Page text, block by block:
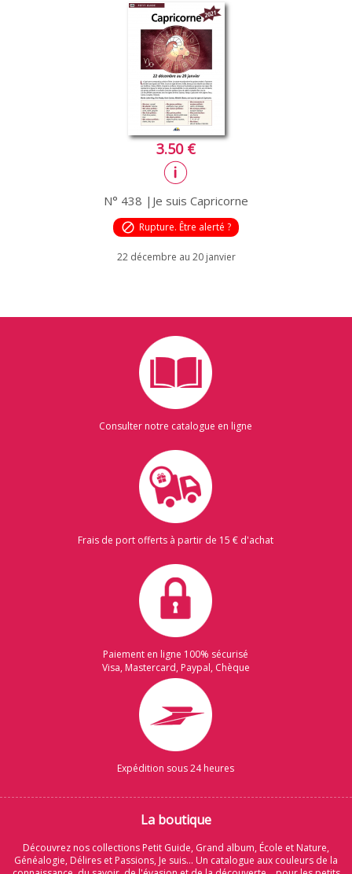
3.50 €
N° 438 |Je suis Capricorne
block Rupture. Être alerté ?
22 décembre au 20 janvier
Consulter notre catalogue en ligne
Frais de port offerts à partir de 15 € d'achat
Paiement en ligne 100% sécurisé
Visa, Mastercard, Paypal, Chèque
Expédition sous 24 heures
La boutique
Découvrez nos collections Petit Guide, Grand album, École et Nature,
Généalogie, Délires et Passions, Je suis... Un catalogue aux couleurs de la